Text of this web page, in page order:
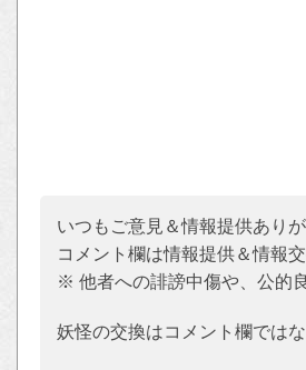
いつもご意見＆情報提供あり
コメント欄は情報提供＆情報
※ 他者への誹謗中傷や、公的
妖怪の交換はコメント欄ではな